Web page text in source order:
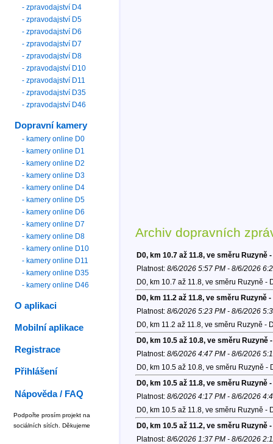
Archiv dopravních
D0, km 10.7 až 11.8, ve směru Ruzyně -
Platnost: 8/6/2026 5:57 PM - 8/6/2026
D0, km 10.7 až 11.8, ve směru Ruzyně -
D0, km 11.2 až 11.8, ve směru Ruzyně -
Platnost: 8/6/2026 5:23 PM - 8/6/2026
D0, km 11.2 až 11.8, ve směru Ruzyně -
D0, km 10.5 až 10.8, ve směru Ruzyně
Platnost: 8/6/2026 4:47 PM - 8/6/2026
D0, km 10.5 až 10.8, ve směru Ruzyně -
D0, km 10.5 až 11.8, ve směru Ruzyně -
Platnost: 8/6/2026 4:17 PM - 8/6/2026
D0, km 10.5 až 11.8, ve směru Ruzyně -
D0, km 10.5 až 11.2, ve směru Ruzyně -
Platnost: 8/6/2026 1:37 PM - 8/6/2026
- zpravodajství D4
- zpravodajství D5
- zpravodajství D6
- zpravodajství D7
- zpravodajství D8
- zpravodajství D10
- zpravodajství D11
- zpravodajství D35
- zpravodajství D46
Dopravní kamery
- kamery online D0
- kamery online D1
- kamery online D2
- kamery online D3
- kamery online D4
- kamery online D5
- kamery online D6
- kamery online D7
- kamery online D8
- kamery online D10
- kamery online D11
- kamery online D35
- kamery online D46
O aplikaci
Mobilní aplikace
Registrace
Přihlášení
Nápověda / FAQ
Podpořte prosím projekt na
sociálních sítích. Děkujeme